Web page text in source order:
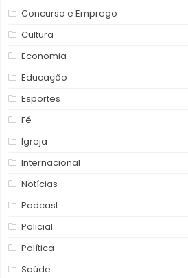
Concurso e Emprego
Cultura
Economia
Educação
Esportes
Fé
Igreja
Internacional
Notícias
Podcast
Policial
Política
Saúde